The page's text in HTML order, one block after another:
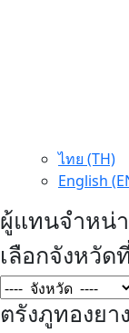
ไทย (TH)
English
ผู้แทนจำหน่า
เลือกจังหวั
ตรังภูทองยา